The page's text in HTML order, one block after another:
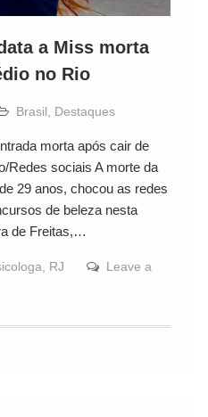
a Miss morta
no Rio
Brasil Destaques
morta após cair de
Redes sociais A morte da
29 anos, chocou as redes
de beleza nesta
de Freitas,…
RJ
Leave a